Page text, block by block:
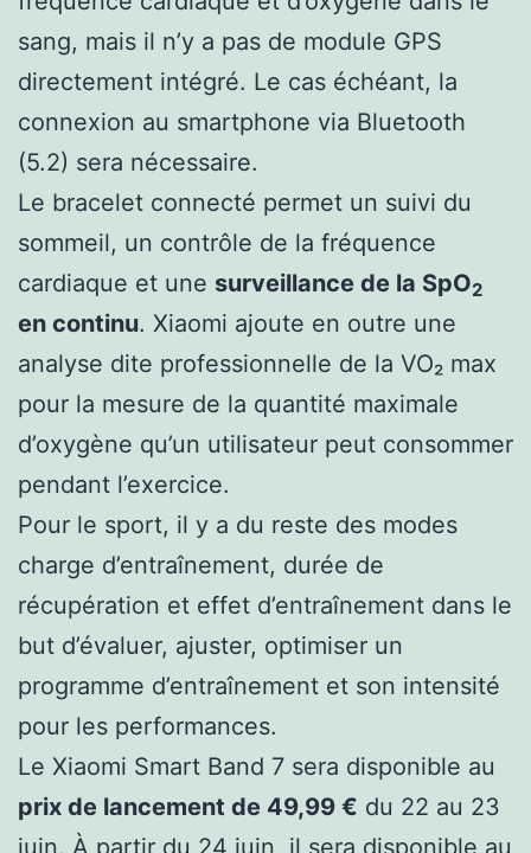
sang, mais il n’y a pas de module GPS
directement intégré. Le cas échéant, la
connexion au smartphone via Bluetooth
(5.2) sera nécessaire.
Le bracelet connecté permet un suivi du
sommeil, un contrôle de la fréquence
cardiaque et une surveillance de la SpO2
en continu. Xiaomi ajoute en outre une
analyse dite professionnelle de la VO₂ max
pour la mesure de la quantité maximale
d’oxygène qu’un utilisateur peut consommer
pendant l’exercice.
Pour le sport, il y a du reste des modes
charge d’entraînement, durée de
récupération et effet d’entraînement dans le
but d’évaluer, ajuster, optimiser un
programme d’entraînement et son intensité
pour les performances.
Le Xiaomi Smart Band 7 sera disponible au
prix de lancement de 49,99 € du 22 au 23
juin. À partir du 24 juin, il sera disponible au